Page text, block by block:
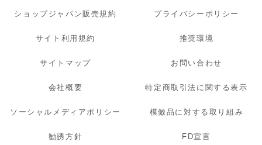
ショップジャパン販売規約 プライバシーポリシー
サイト利用規約 推奨環境
サイトマップ お問い合わせ
会社概要 特定商取引法に関する表示
ソーシャルメディアポリシー 模倣品に対する取り組み
勧誘方針 FD宣言